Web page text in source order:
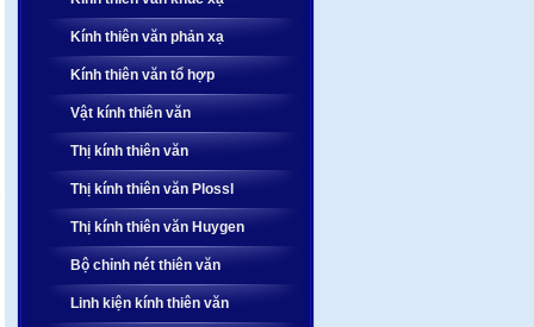
Kính thiên văn phản xạ
Kính thiên văn tổ hợp
Vật kính thiên văn
Thị kính thiên văn
Thị kính thiên văn Plossl
Thị kính thiên văn Huygen
Bộ chỉnh nét thiên văn
Linh kiện kính thiên văn